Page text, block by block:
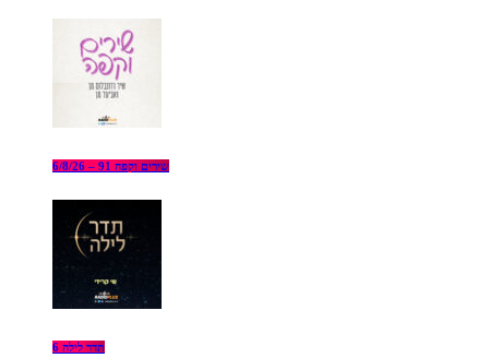
שירים וקפה 91 – 6/8/26
תדר לילה 6